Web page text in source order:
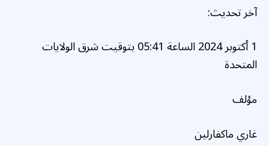
آخر تحديث:
1 أكتوبر 2024 الساعة 05:41 بتوقيت شرق الولايات
المتحدة
مؤلف
غاري ماكفارلين